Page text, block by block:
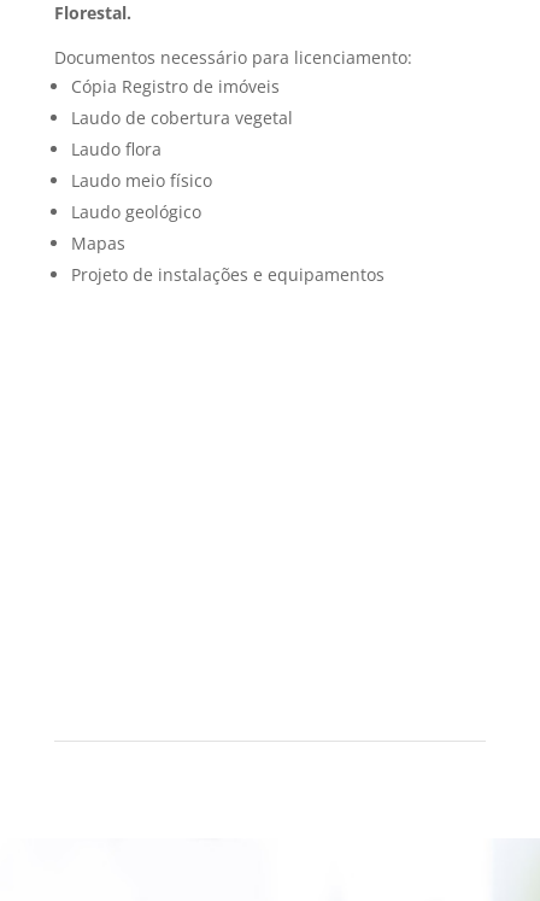
Florestal.
Documentos necessário para licenciamento:
Cópia Registro de imóveis
Laudo de cobertura vegetal
Laudo flora
Laudo meio físico
Laudo geológico
Mapas
Projeto de instalações e equipamentos